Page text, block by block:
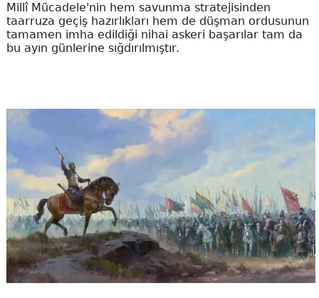
Millî Mücadele'nin hem savunma stratejisinden
taarruza geçiş hazırlıkları hem de düşman ordusunun
tamamen imha edildiği nihai askeri başarılar tam da
bu ayın günlerine sığdırılmıştır.